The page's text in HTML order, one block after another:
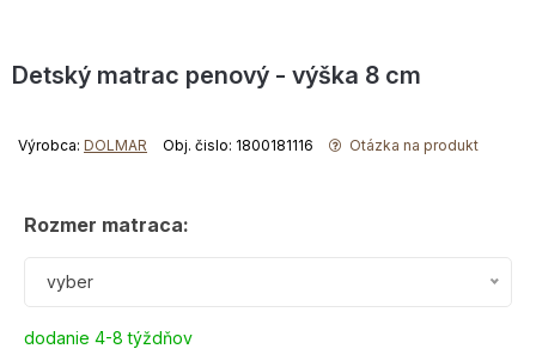
Detský matrac penový - výška 8 cm
Výrobca: DOLMAR Obj. čislo: 1800181116 Otázka na produkt
Rozmer matraca:
vyber
dodanie 4-8 týždňov